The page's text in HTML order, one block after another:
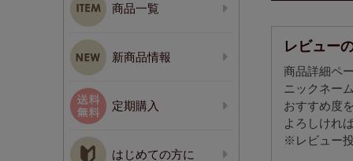
商品一覧
新商品情報
定期購入
はじめての方に
レビュー
商品詳細ペ
ニックネー
おすすめ度
よろしけれ
※レビュー